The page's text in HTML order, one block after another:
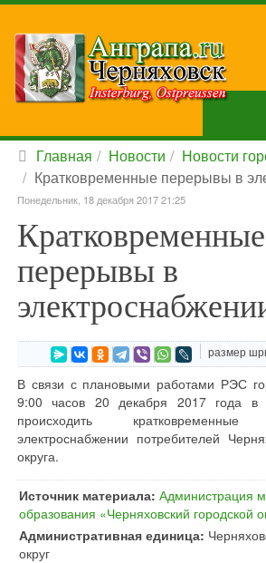
Главная Новости
Новости
Кратковременные перерывы в
Понедельник, 18 декабря 2017 21:25
Кратковременные
перерывы в
размер
В связи с плановыми работами РЭС
9:00 часов 20 декабря 2017 года в
происходить
электроснабжении потребителей
округа.
Источник материала: Администрация
образования «Черняховский городской
Административная единица:
округ